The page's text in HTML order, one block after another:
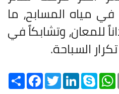
في مياه المسابح، ما
للمعان، وتشابكاً في
السباحة.
Share
FacebookTwitterLinkedInSkype
WhatsApp